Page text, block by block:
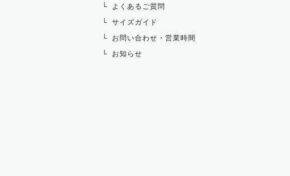
よくあるご質問
サイズガイド
お問い合わせ・営業時間
お知らせ